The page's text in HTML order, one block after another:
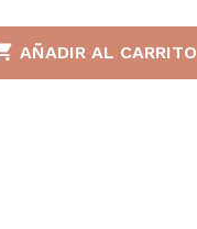
jo
AÑADIR AL CARRITO